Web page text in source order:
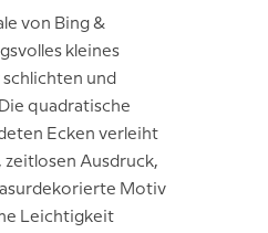
von Bing &
kleines
und
quadratische
Ecken verleiht
zeitlosen Ausdruck,
Motiv
Leichtigkeit